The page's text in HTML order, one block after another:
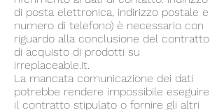
di posta elettronica, indirizzo postale e
numero di telefono) è necessario con
riguardo alla conclusione del contratto
di acquisto di prodotti su
irreplaceable.it.
La mancata comunicazione dei dati
potrebbe rendere impossibile eseguire
il contratto stipulato o fornire gli altri